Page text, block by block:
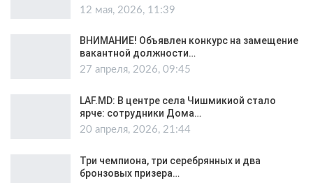
12 мая, 2026, 11:39
ВНИМАНИЕ! Объявлен конкурс на замещение
вакантной должности…
27 апреля, 2026, 09:45
LAF.MD: В центре села Чишмикиой стало
ярче: сотрудники Дома…
20 апреля, 2026, 21:44
Три чемпиона, три серебрянных и два
бронзовых призера…